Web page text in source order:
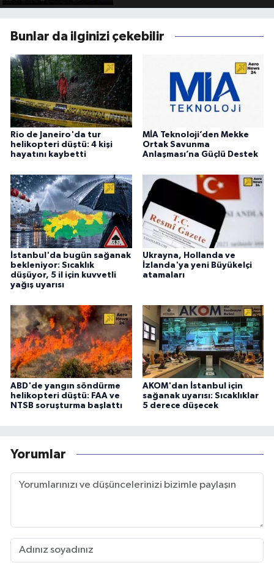
Bunlar da ilginizi çekebilir
Rio de Janeiro'da tur
helikopteri düştü: 4 kişi
hayatını kaybetti
MİA Teknoloji’den Mekke
Ortak Savunma
Anlaşması’na Güçlü Destek
İstanbul'da bugün sağanak
bekleniyor: Sıcaklık
düşüyor, 5 il için kuvvetli
yağış uyarısı
Ukrayna, Hollanda ve
İzlanda'ya yeni Büyükelçi
atamaları
ABD'de yangın söndürme
helikopteri düştü: FAA ve
NTSB soruşturma başlattı
AKOM'dan İstanbul için
sağanak uyarısı: Sıcaklıklar
5 derece düşecek
Yorumlar